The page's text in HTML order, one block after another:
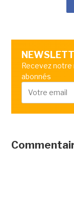
Recevez
abonnés